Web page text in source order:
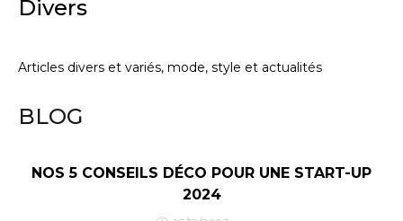
Divers
Articles divers et variés, mode, style et actualités
BLOG
NOS 5 CONSEILS DÉCO POUR UNE START-UP
2024